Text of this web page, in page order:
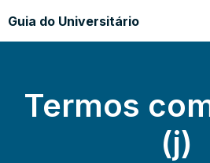
Guia do Universitário
Termos
(j)